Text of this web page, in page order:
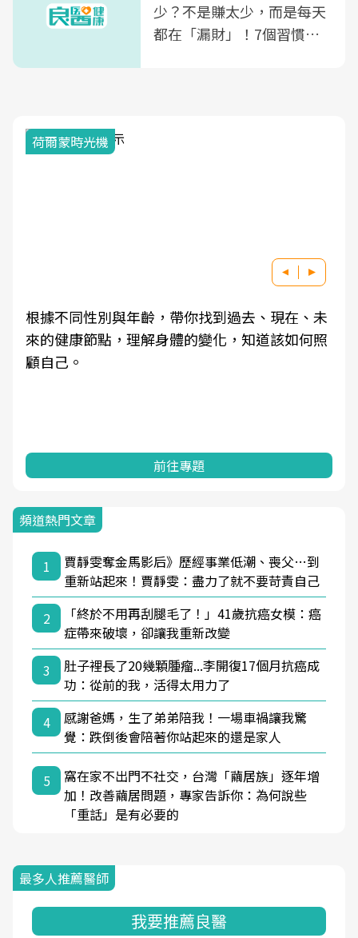
少？不是賺太少，而是每天
都在「漏財」！7個習慣一
荷爾蒙時光機
根據不同性別與年齡，帶你找到過去、現在、未
來的健康節點，理解身體的變化，知道該如何照
顧自己。
前往專題
頻道熱門文章
1
賈靜雯奪金馬影后》歷經事業低潮、喪父…到
重新站起來！賈靜雯：盡力了就不要苛責自己
2
「終於不用再刮腿毛了！」41歲抗癌女模：癌
症帶來破壞，卻讓我重新改變
3
肚子裡長了20幾顆腫瘤...李開復17個月抗癌成
功：從前的我，活得太用力了
4
感謝爸媽，生了弟弟陪我！一場車禍讓我驚
覺：跌倒後會陪著你站起來的還是家人
5
窩在家不出門不社交，台灣「繭居族」逐年增
加！改善繭居問題，專家告訴你：為何說些
「重話」是有必要的
最多人推薦醫師
我要推薦良醫